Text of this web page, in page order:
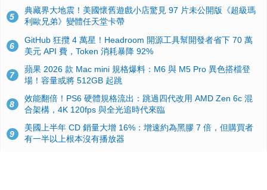
5
典藏界大地震！美國懷舊遊戲小店驚見 97 片未公開版《超級瑪
利歐兄弟》變體任天堂卡帶
6
GitHub 狂攬 4 萬星！Headroom 開源工具幫開發者省下 70 萬
美元 API 費，Token 消耗暴降 92%
7
蘋果 2026 款 Mac mini 規格爆料：M6 與 M5 Pro 異色搭檔登
場！容量或將 512GB 起跳
8
效能翻倍！PS6 硬體規格流出：跳過四代改用 AMD Zen 6c 混
合架構，4K 120fps 與全光追時代來臨
9
美國上半年 CD 銷量大增 16%：增速約為黑膠 7 倍，但購買者
有一半以上根本沒有播放器